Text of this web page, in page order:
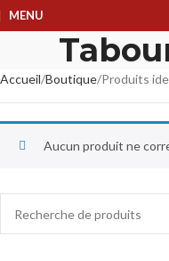
MENU
Accueil Boutique Produits
Aucun produit ne